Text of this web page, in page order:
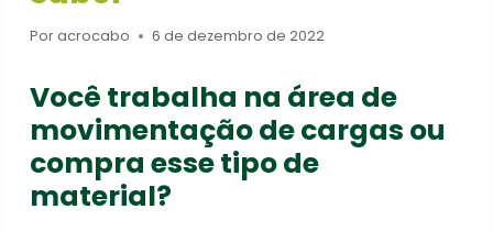
Poracrocabo 6 de dezembro de 2022
Você trabalha na área de
movimentação de cargas ou
compra esse tipo de
material?